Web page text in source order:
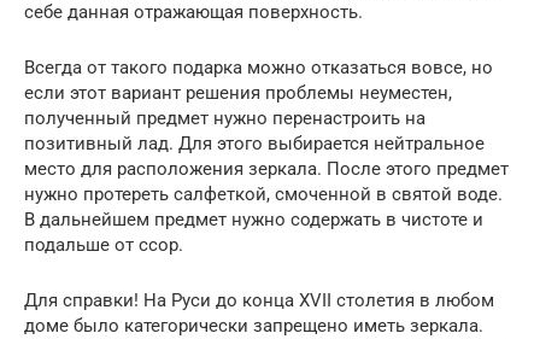
себе данная отражающая поверхность.
Всегда от такого подарка можно отказаться вовсе, но
если этот вариант решения проблемы неуместен,
полученный предмет нужно перенастроить на
позитивный лад. Для этого выбирается нейтральное
место для расположения зеркала. После этого предмет
нужно протереть салфеткой, смоченной в святой воде.
В дальнейшем предмет нужно содержать в чистоте и
подальше от ссор.
Для справки! На Руси до конца XVII столетия в любом
доме было категорически запрещено иметь зеркала.